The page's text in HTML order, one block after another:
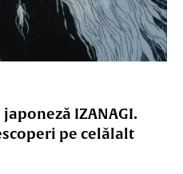
IZANAGI.
pe celălalt